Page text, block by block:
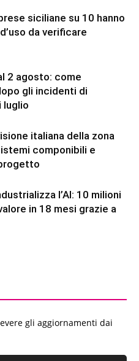
siciliane su 10 hanno
da verificare
2 agosto: come
gli incidenti di
luglio
italiana della zona
componibili e
l’AI: 10 milioni
in 18 mesi grazie a
gli aggiornamenti dai